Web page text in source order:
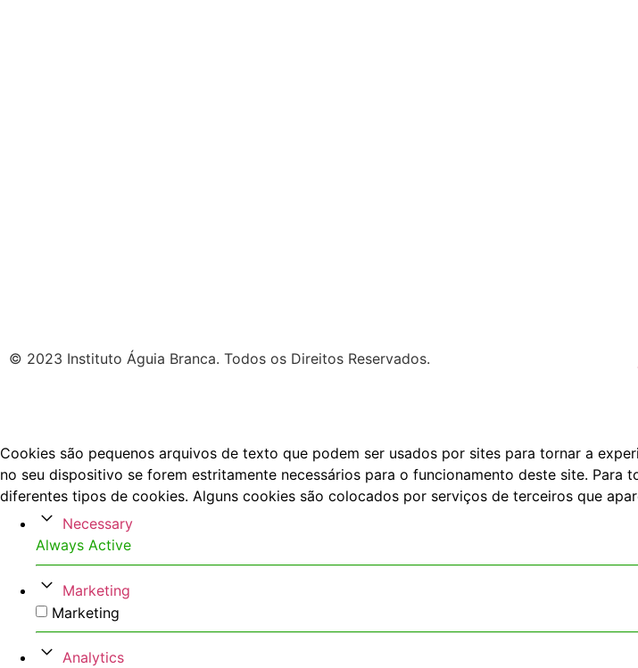
© 2023 Instituto Águia Branca. Todos os Direitos Reservados.
Cookies são pequenos arquivos de texto que podem ser usados por sites para tornar a
no seu dispositivo se forem estritamente necessários para o funcionamento deste site.
diferentes tipos de cookies. Alguns cookies são colocados por serviços de terceiros que
Necessary
Always Active
Marketing
Marketing
Analytics